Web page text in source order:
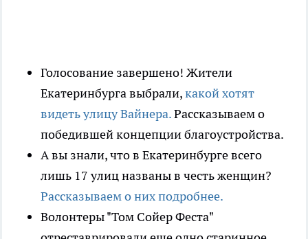
Голосование завершено! Жители
Екатеринбурга выбрали,какой хотят
видеть улицу Вайнера.Рассказываем о
победившей концепции благоустройства.
А вы знали, что в Екатеринбурге всего
лишь 17 улиц названы в честь женщин?
Рассказываем о них подробнее.
Волонтеры "Том Сойер Феста"